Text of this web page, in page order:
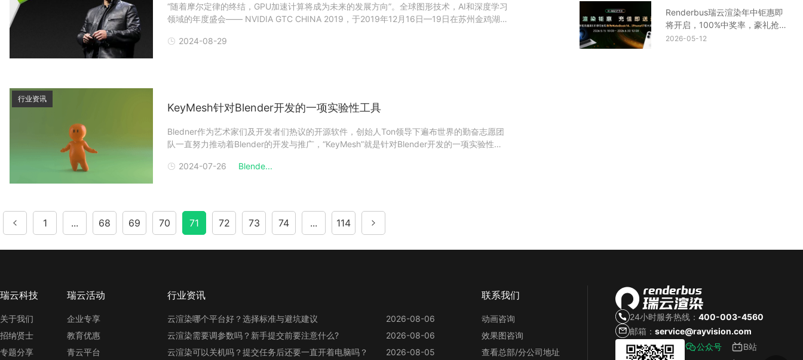
“随着摩尔定律的终结，GPU加速计算将成为未来的发展方向”。全球图形技术，AI和深度学习
领域的年度盛会—— NVIDIA GTC CHINA 2019，于2019年12月16日—19日在苏州金鸡湖
GTC CHINA 2016的2400人增加了250
2024-08-29
KeyMesh针对Blender开发的一项实验性工具
Bledner作为艺术家们及开发者们热议的开源软件，创始人Ton领导下遍布世界的勤奋志愿团
队一直努力推动着Blender的开发与推广，“KeyMesh”就是针对Blender开发的一项实验性工
Pablo Dobarro以及Daniel Martinez
2024-07-26 Blende...
行业资讯
1 ... 68 69 70 71 72 73 74 ... 114
Renderbus瑞云渲染年中钜惠即
将开启，100%中奖率，豪礼抢先
看！
2026-05-12
瑞云科技
关于我们
招纳贤士
专题分享
瑞云活动
企业专享
教育优惠
青云平台
行业资讯
云渲染哪个平台好？选择标准与避坑建议
2026-08-06
云渲染需要调参数吗？新手提交前要注意什么?
2026-08-06
云渲染可以关机吗？提交任务后还要一直开着电脑吗？
2026-08-05
联系我们
动画咨询
效果图咨询
查看总部/分公司地址
24小时服务热线：400-003-4560
邮箱：service@rayvision.com
公众号
B站